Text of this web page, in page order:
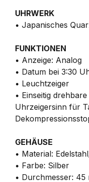
UHRWERK
• Japanisches
FUNKTIONEN
• Anzeige: Analog
• Datum bei 3:30
• Leuchtzeiger
• Einseitig
Uhrzeigersinn für
GEHÄUSE
• Material:
• Farbe: Silber
• Durchmesser: 45